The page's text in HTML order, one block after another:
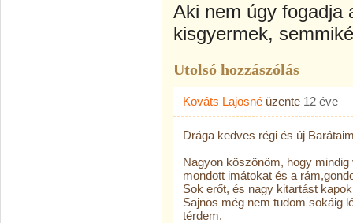
Aki nem úgy fogadja
kisgyermek,
Utolsó hozzászólás
Kováts Lajosné üzente 12 éve
Drága kedves régi és új
Nagyon köszönöm, hogy
mondott imátokat és a
Sok erőt, és nagy kitartást
Sajnos még nem tudom sokáig
térdem.